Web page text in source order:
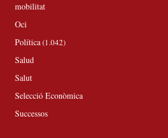
mobilitat
Oci
Política(1.042)
Salud
Salut
Selecció Econòmica
Successos